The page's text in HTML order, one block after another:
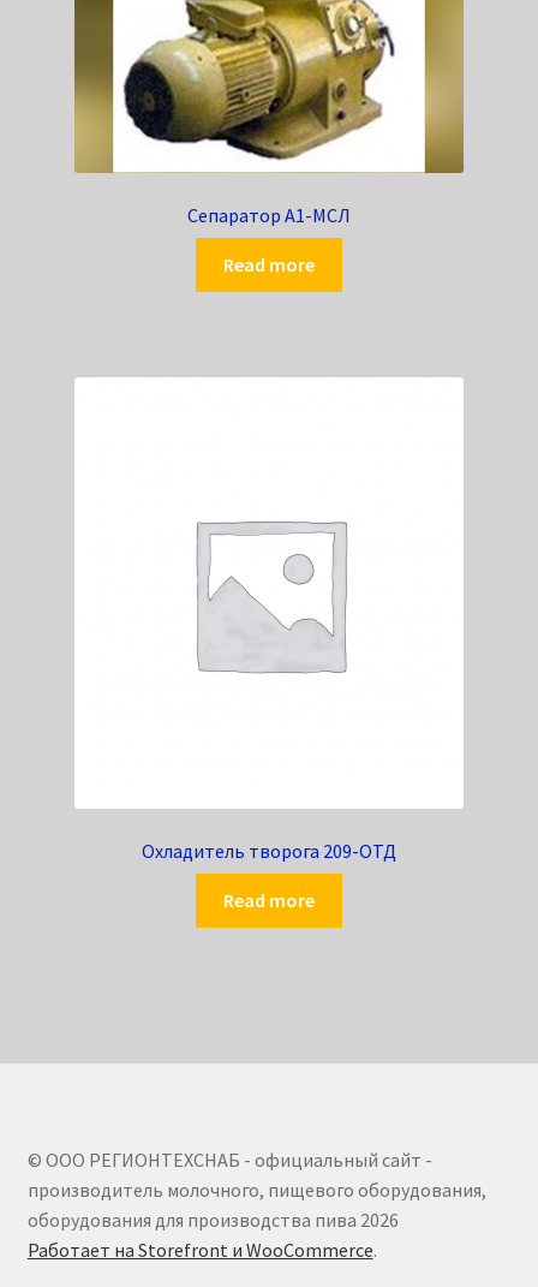
Сепаратор А1-МСЛ
Read more
Охладитель творога 209-ОТД
Read more
© ООО РЕГИОНТЕХСНАБ - официальный сайт -
производитель молочного, пищевого оборудования,
оборудования для производства пива 2026
Работает на Storefront и WooCommerce.